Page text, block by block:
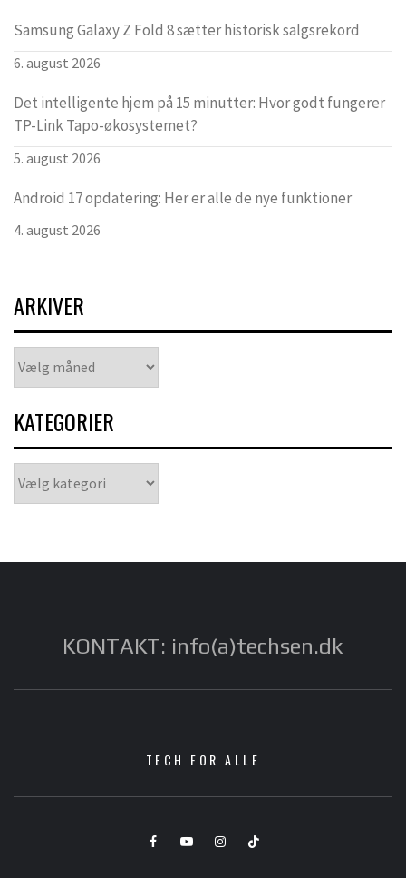
Samsung Galaxy Z Fold 8 sætter historisk salgsrekord
6. august 2026
Det intelligente hjem på 15 minutter: Hvor godt fungerer
TP-Link Tapo-økosystemet?
5. august 2026
Android 17 opdatering: Her er alle de nye funktioner
4. august 2026
ARKIVER
KATEGORIER
KONTAKT: info(a)techsen.dk
TECH FOR ALLE
FacebookYouTubeInstagramTikTok